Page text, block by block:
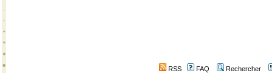
RSS FAQ
Rechercher